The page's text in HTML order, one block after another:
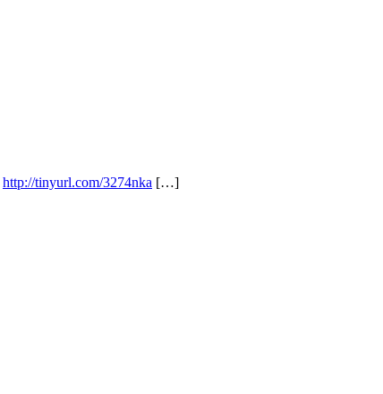
http://tinyurl.com/3274nka […]